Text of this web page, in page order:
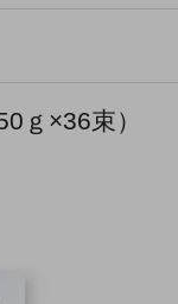
ｇ×36束）